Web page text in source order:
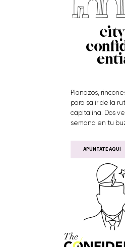
Planazos,
para salir de la
capitalina. Dos
semana en tu
APÚNTATE AQUÍ